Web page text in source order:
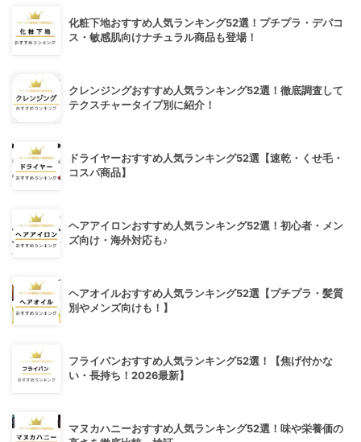
化粧下地おすすめ人気ランキング52選！プチプラ・デパコ
ス・敏感肌向けナチュラル商品も登場！
クレンジングおすすめ人気ランキング52選！徹底調査して
テクスチャータイプ別に紹介！
ドライヤーおすすめ人気ランキング52選【速乾・くせ毛・
コスパ商品】
ヘアアイロンおすすめ人気ランキング52選！初心者・メン
ズ向け・海外対応も♪
ヘアオイルおすすめ人気ランキング52選【プチプラ・髪質
別やメンズ向けも！】
フライパンおすすめ人気ランキング52選！【焦げ付かな
い・長持ち！2026最新】
マヌカハニーおすすめ人気ランキング52選！味や栄養価の